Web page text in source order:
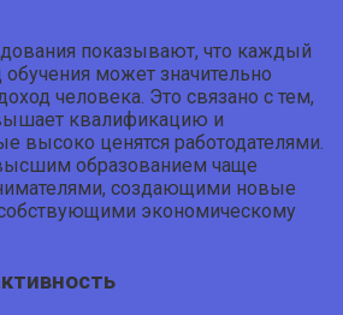
показывают, что каждый
может значительно
человека. Это связано с тем,
квалификацию и
высоко ценятся работодателями.
образованием чаще
создающими новые
экономическому